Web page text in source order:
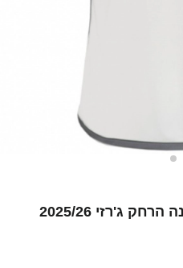
גברים Raiara #22 לבן פנינה הרחק ג'רזי 2025/26